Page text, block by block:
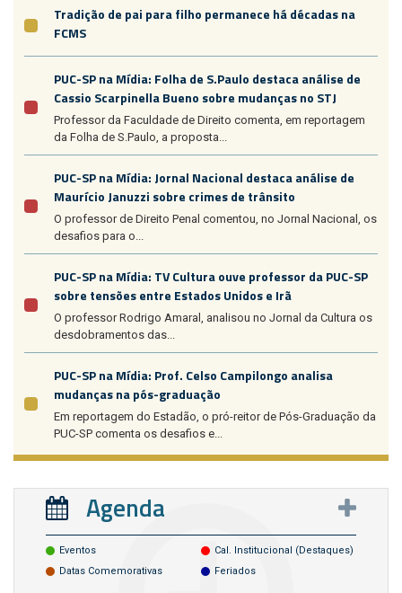
Tradição de pai para filho permanece há décadas na
FCMS
PUC-SP na Mídia: Folha de S.Paulo destaca análise de
Cassio Scarpinella Bueno sobre mudanças no STJ
Professor da Faculdade de Direito comenta, em reportagem
da Folha de S.Paulo, a proposta...
PUC-SP na Mídia: Jornal Nacional destaca análise de
Maurício Januzzi sobre crimes de trânsito
O professor de Direito Penal comentou, no Jornal Nacional, os
desafios para o...
PUC-SP na Mídia: TV Cultura ouve professor da PUC-SP
sobre tensões entre Estados Unidos e Irã
O professor Rodrigo Amaral, analisou no Jornal da Cultura os
desdobramentos das...
PUC-SP na Mídia: Prof. Celso Campilongo analisa
mudanças na pós-graduação
Em reportagem do Estadão, o pró-reitor de Pós-Graduação da
PUC-SP comenta os desafios e...
Agenda
Eventos
Cal. Institucional (destaques)
Datas Comemorativas
Feriados